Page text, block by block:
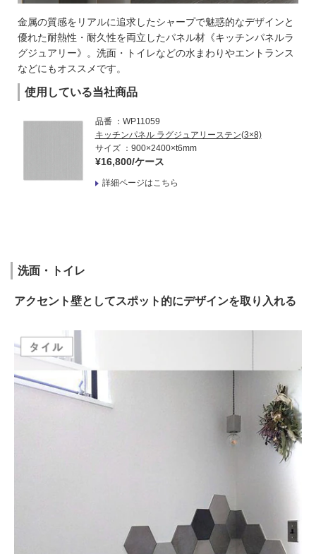
金属の質感をリアルに追求したシャープで魅惑的なデザインと
優れた耐熱性・耐久性を両立したパネル材《キッチンパネルラ
グジュアリー》。洗面・トイレなどの水まわりやエントランス
などにもオススメです。
使用している当社商品
品番
WP11059
キッチンパネル ラグジュアリーステン(3×8)
サイズ
900×2400×t6mm
¥16,800/ケース
詳細ページはこちら
洗面・トイレ
アクセント壁としてスポット的にデザインを取り入れる